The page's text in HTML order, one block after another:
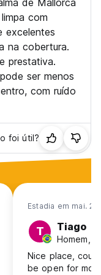
dia anterior à
translated
de Mallorca
com
excelentes
na cobertura.
prestativa.
ser menos
com ruído
foi útil?
Estadia em mai.
T Tiago
Homem,
Nice place,
be open for